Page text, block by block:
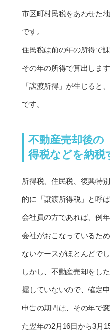
市区町村民税をあわせた
です。
住民税は前の年の所得で
その年の所得で算出します
「譲渡所得」が生じると
です。
不動産売却後の
得税などを納税
所得税、住民税、復興特
的に「譲渡所得税」と呼ば
会社員の方であれば、例
会社がおこなっているた
ないケースがほとんどでし
しかし、不動産売却をし
握していないので、確定
申告の期間は、その年で
た翌年の2月16日から3月